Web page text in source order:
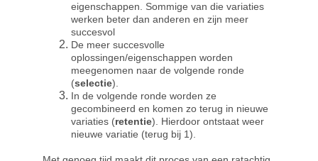
eigenschappen. Sommige van die variaties
werken beter dan anderen en zijn meer
succesvol
De meer succesvolle
oplossingen/eigenschappen worden
meegenomen naar de volgende ronde
(selectie).
In de volgende ronde worden ze
gecombineerd en komen zo terug in nieuwe
variaties (retentie). Hierdoor ontstaat weer
nieuwe variatie (terug bij 1).